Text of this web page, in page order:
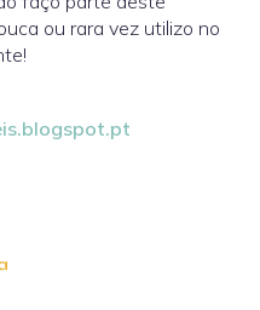
ou rara vez utilizo no